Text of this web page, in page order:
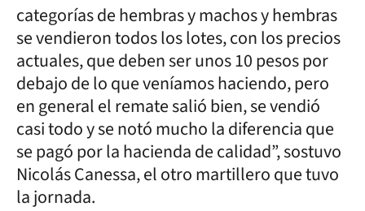
categorías de hembras y machos y hembras
se vendieron todos los lotes, con los precios
actuales, que deben ser unos 10 pesos por
debajo de lo que veníamos haciendo, pero
en general el remate salió bien, se vendió
casi todo y se notó mucho la diferencia que
se pagó por la hacienda de calidad”, sostuvo
Nicolás Canessa, el otro martillero que tuvo
la jornada.